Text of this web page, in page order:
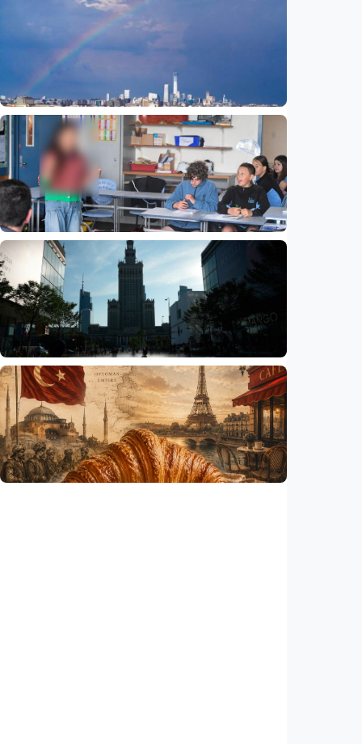
Humaniora
Beijing jadi ibu kota arsitektur dunia
UNESCO-UIA 2029. Apa alasannya?
Indonesia•06 Aug 2026
Humaniora
Sekolah di Selandia Baru tambah mata
pelajaran berbasis industri, dari AI hingga
pariwisata
Indonesia •06 Aug 2026
Humaniora
Gelombang panas bisa memicu kecemasan
hingga depresi pada anak, ini temuan
peneliti
Indonesia•06 Aug 2026